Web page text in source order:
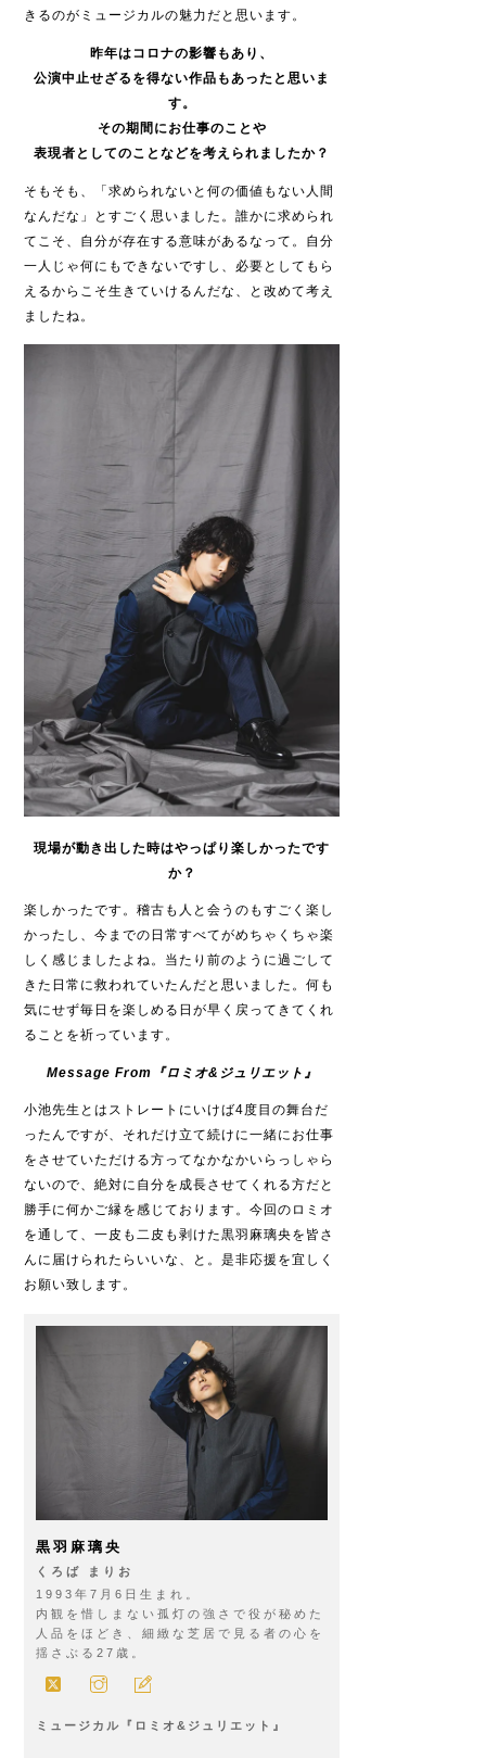
きるのがミュージカルの魅力だと思います。
昨年はコロナの影響もあり、
公演中止せざるを得ない作品もあったと思いま
す。
その期間にお仕事のことや
表現者としてのことなどを考えられましたか？
そもそも、「求められないと何の価値もない人間
なんだな」とすごく思いました。誰かに求められ
てこそ、自分が存在する意味があるなって。自分
一人じゃ何にもできないですし、必要としてもら
えるからこそ生きていけるんだな、と改めて考え
ましたね。
現場が動き出した時はやっぱり楽しかったです
か？
楽しかったです。稽古も人と会うのもすごく楽し
かったし、今までの日常すべてがめちゃくちゃ楽
しく感じましたよね。当たり前のように過ごして
きた日常に救われていたんだと思いました。何も
気にせず毎日を楽しめる日が早く戻ってきてくれ
ることを祈っています。
Message From 『ロミオ& ジュリエット』
小池先生とはストレートにいけば4度目の舞台だ
ったんですが、それだけ立て続けに一緒にお仕事
をさせていただける方ってなかなかいらっしゃら
ないので、絶対に自分を成長させてくれる方だと
勝手に何かご縁を感じております。今回のロミオ
を通して、一皮も二皮も剥けた黒羽麻璃央を皆さ
んに届けられたらいいな、と。是非応援を宜しく
お願い致します。
黒羽麻璃央
くろば まりお
1993年7 月6 日生まれ。
内観を惜しまない孤灯の強さで役が秘めた
人品をほどき、細緻な芝居で見る者の心を
揺さぶる27 歳。
ミュージカル『ロミオ& ジュリエット』